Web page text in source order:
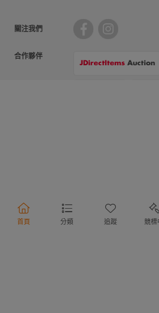
首頁 分類 追蹤 競標
關注我們
合作夥伴